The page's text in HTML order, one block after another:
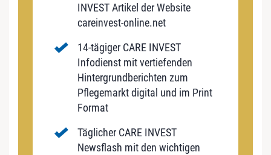
INVEST Artikel der Website
careinvest-online.net
14-tägiger CARE INVEST
Infodienst mit vertiefenden
Hintergrundberichten zum
Pflegemarkt digital und im Print
Format
Täglicher CARE INVEST
Newsflash mit den wichtigen